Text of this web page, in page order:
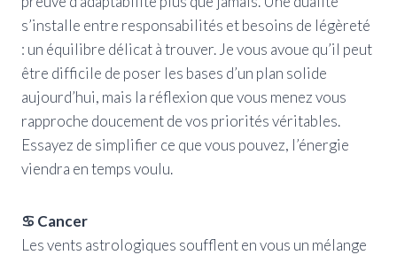
s’installe entre responsabilités et besoins de légèreté
: un équilibre délicat à trouver. Je vous avoue qu’il peut
être difficile de poser les bases d’un plan solide
aujourd’hui, mais la réflexion que vous menez vous
rapproche doucement de vos priorités véritables.
Essayez de simplifier ce que vous pouvez, l’énergie
viendra en temps voulu.
♋ Cancer
Les vents astrologiques soufflent en vous un mélange